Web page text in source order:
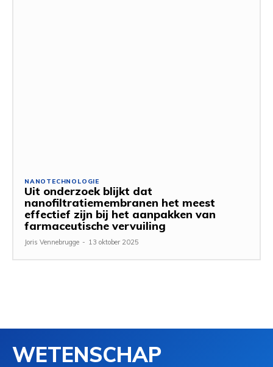
NANOTECHNOLOGIE
Uit onderzoek blijkt dat
nanofiltratiemembranen het meest
effectief zijn bij het aanpakken van
farmaceutische vervuiling
Joris Vennebrugge - 13 oktober 2025
WETENSCHAP